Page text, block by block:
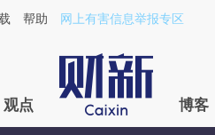
帮助 网上有害信息举报专区
观点 博客